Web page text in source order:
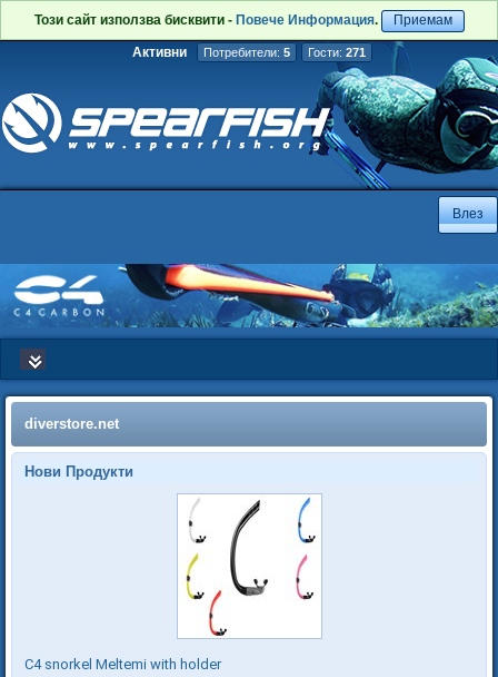
Този сайт използва бисквити - Повече Информация. Приемам
Активни Потребители: 5 Гости: 271
diverstore.net
Нови Продукти
C4 snorkel Meltemi with holder